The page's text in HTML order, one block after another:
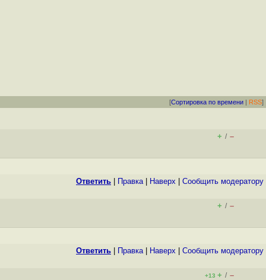
[Сортировка по времени | RSS]
+ / –
Ответить Правка| Наверх Cообщить модератору
+ / –
Ответить Правка| Наверх Cообщить модератору
+13 + / –